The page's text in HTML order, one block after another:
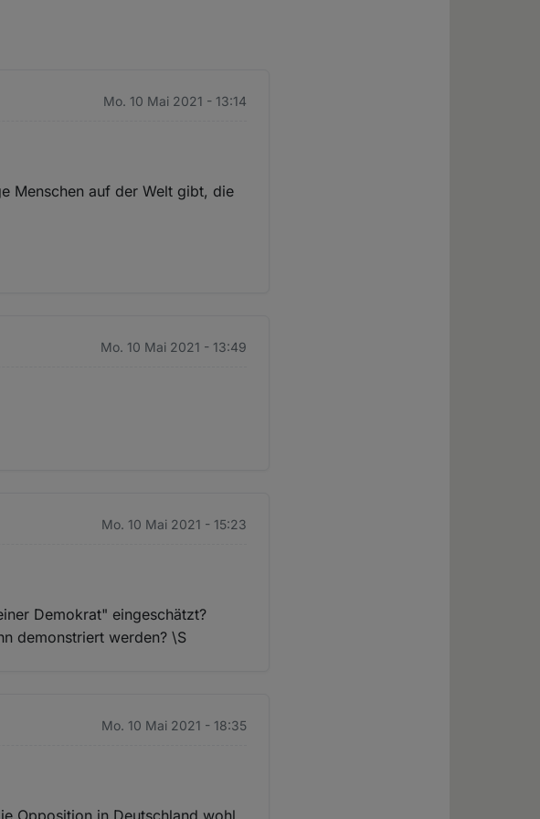
Mo. 10 Mai 2021 - 13:14
Menschen auf der Welt gibt, die
Mo. 10 Mai 2021 - 13:49
Mo. 10 Mai 2021 - 15:23
Demokrat" eingeschätzt?
demonstriert werden? \S
Mo. 10 Mai 2021 - 18:35
Opposition in Deutschland wohl